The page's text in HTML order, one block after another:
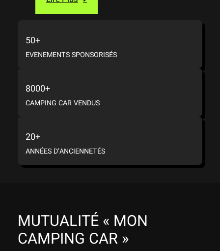
50+
EVENEMENTS SPONSORISÉS
8000+
CAMPING CAR VENDUS
20+
ANNÉES D’ANCIENNETÉS
MUTUALITÉ « MON
CAMPING CAR »